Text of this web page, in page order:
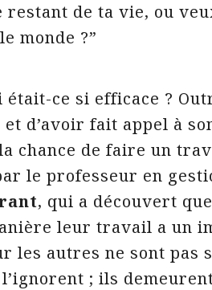
restant de ta vie, ou
monde ?”
était-ce si efficace ?
d’avoir fait appel à
chance de faire un
le professeur en
, qui a découvert
leur travail a un
les autres ne sont pas
; ils